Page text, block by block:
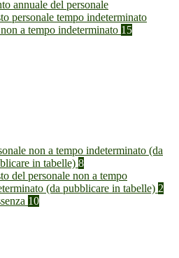
annuale del personale
personale tempo indeterminato
a tempo indeterminato 15
non a tempo indeterminato (da
in tabelle) 8
del personale non a tempo
(da pubblicare in tabelle) 2
10